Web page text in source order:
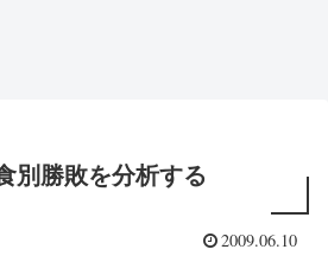
別勝敗を分析する
2009.06.10